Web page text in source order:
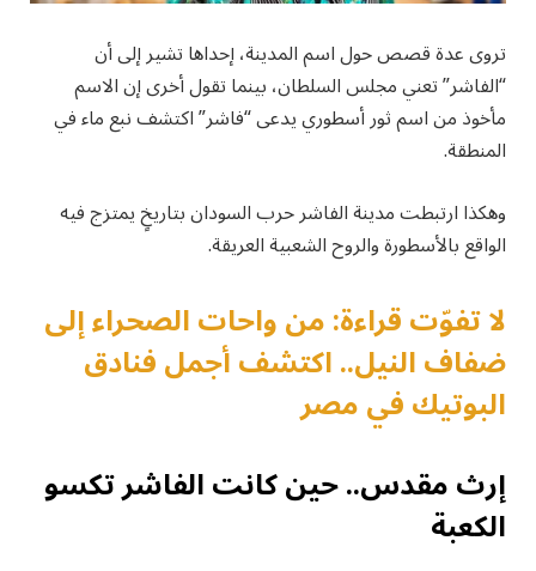
تروى عدة قصص حول اسم المدينة، إحداها تشير إلى أن
“الفاشر” تعني مجلس السلطان، بينما تقول أخرى إن الاسم
مأخوذ من اسم ثور أسطوري يدعى “فاشر” اكتشف نبع ماء في
المنطقة.
وهكذا ارتبطت مدينة الفاشر حرب السودان بتاريخٍ يمتزج فيه
الواقع بالأسطورة والروح الشعبية العريقة.
لا تفوّت قراءة: من واحات الصحراء إلى
ضفاف النيل.. اكتشف أجمل فنادق
البوتيك في مصر
إرث مقدس.. حين كانت الفاشر تكسو
الكعبة